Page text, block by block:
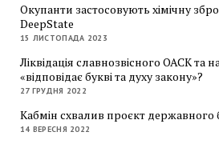
Окупанти застосовують хімічну
DeepState
15 ЛИСТОПАДА 2023
Ліквідація славнозвісного ОАСК та
«відповідає букві та духу закону»?
27 ГРУДНЯ 2022
Кабмін схвалив проєкт державного
14 ВЕРЕСНЯ 2022